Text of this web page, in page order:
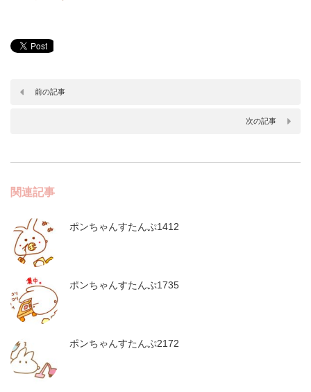
前の記事
次の記事
関連記事
ポンちゃんすたんぷ1412
ポンちゃんすたんぷ1735
ポンちゃんすたんぷ2172